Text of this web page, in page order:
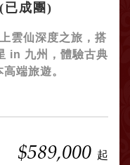
已成團)
雲仙深度之旅，搭
in 九州，體驗古典
端旅遊。
$589,000 起